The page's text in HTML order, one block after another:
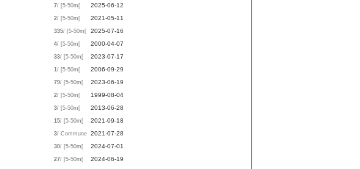
7/ [5-50m[ 2025-06-12
2/ [5-50m[ 2021-05-11
335/ [5-50m[ 2025-07-16
4/ [5-50m[ 2000-04-07
33/ [5-50m[ 2023-07-17
1/ [5-50m[ 2006-09-29
79/ [5-50m[ 2023-06-19
2/ [5-50m[ 1999-08-04
3/ [5-50m[ 2013-06-28
15/ [5-50m[ 2021-09-18
3/ Commune 2021-07-28
30/ [5-50m[ 2024-07-01
27/ [5-50m[ 2024-06-19